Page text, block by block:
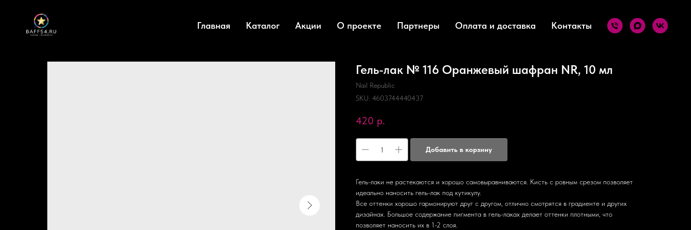
Главная Каталог Акции О проекте Партнеры Оплата и доставка Контакты
Гель-лак № 116 Оранжевый шафран NR, 10 мл
Nail Republic
SKU: 4603744440437
420 р.
Добавить в корзину
Гель-лаки не растекаются и хорошо самовыравниваются. Кисть с ровным срезом позволяет
идеально наносить гель-лак под кутикулу.
Все оттенки хорошо гармонируют друг с другом, отлично смотрятся в градиенте и других
дизайнах. Большое содержание пигмента в гель-лаках делает оттенки плотными, что
позволяет наносить их в 1-2 слоя.